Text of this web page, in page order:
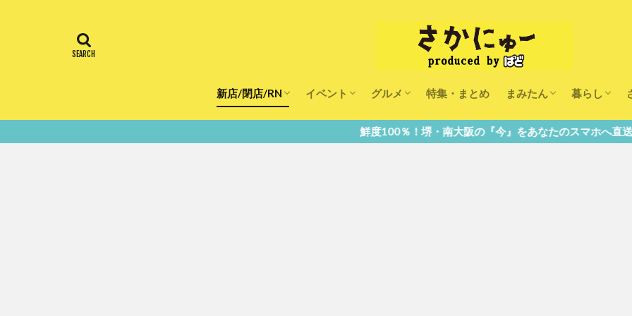
新店/閉店/RN イベント グルメ
ランチ
カフェ
特集・まとめ まみたん
まみたんイベント・おで
習い事・キャンペーン
幼稚園・こども園・保育
暮らし
医療
美容・健康
大人の習
キッズ
子供の教育
子供の習
おしごと
鮮度100％！堺・南大阪の『今』をあなたのスマホへ直送！